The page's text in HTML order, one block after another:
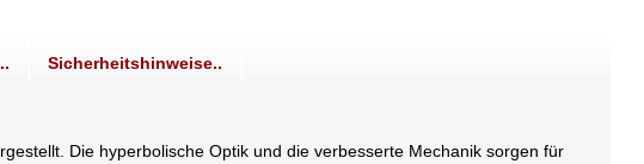
Sicherheitshinweise..
Die hyperbolische Optik und die verbesserte Mechanik sorgen für